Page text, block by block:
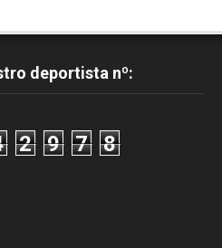
deportista nº:
2 9 7 8